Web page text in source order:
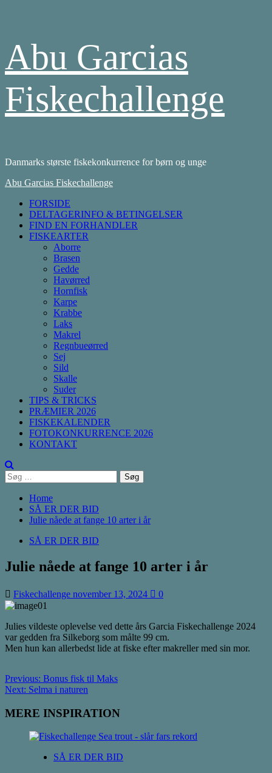
content
Abu Garcias
Fiskechallenge
Danmarks største fiskekonkurrence for børn og unge
Primary
Abu Garcias Fiskechallenge
FORSIDE
DELTAGERINFO & BETINGELSER
FIND EN FORHANDLER
FISKEARTER
Aborre
Brasen
Gedde
Havørred
Hornfisk
Karpe
Krabbe
Laks
Makrel
Regnbueørred
Sej
Sild
Skalle
Suder
TIPS & TRICKS
PRÆMIER 2026
FISKEKALENDER
FOTOKONKURRENCE 2026
KONTAKT
Søg
efter:
Home
SÅ ER DER BID
Julie nåede at fange 10 arter i år
SÅ ER DER BID
Julie nåede at fange 10 arter i år
Fiskechallenge november 13, 2024 0
Julies vildeste oplevelse ved dette års Garcia Fiskechallenge 2024
var gedden fra Silkeborg som målte 99 cm.
Men hun kan allerbedst lide at fiske efter makreller med sin mor.
Post
navigation
Previous: Bonus fisk til Maks
Next: Selma i naturen
MERE INSPIRATION
SÅ ER DER BID